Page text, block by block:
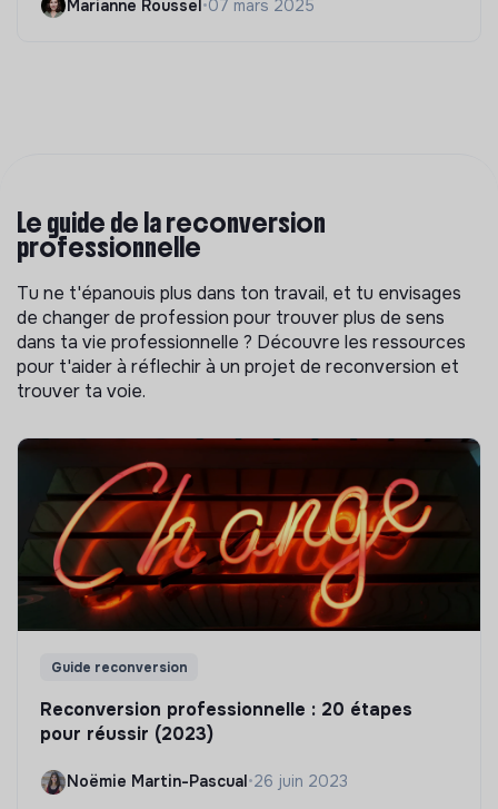
Marianne Roussel•07 mars 2025
Le guide de la reconversion
professionnelle
Tu ne t'épanouis plus dans ton travail, et tu envisages
de changer de profession pour trouver plus de sens
dans ta vie professionnelle ? Découvre les ressources
pour t'aider à réflechir à un projet de reconversion et
trouver ta voie.
Guide reconversion
Reconversion professionnelle : 20 étapes
pour réussir (2023)
Noëmie Martin-Pascual •26 juin 2023